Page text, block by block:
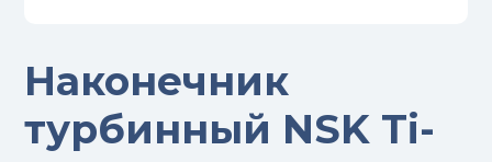
Наконечник
турбинный NSK Ti-